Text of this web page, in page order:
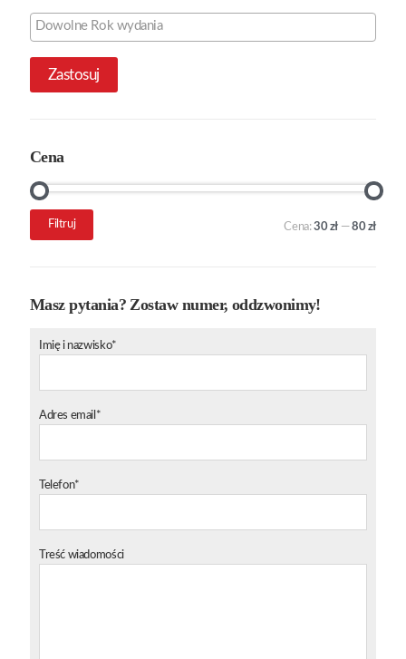
Zastosuj
Cena
Cena
Cena
Filtruj Cena:30 zł —80 zł
Masz pytania? Zostaw numer, oddzwonimy!
Imię i nazwisko*
Adres email*
Telefon*
Treść wiadomości